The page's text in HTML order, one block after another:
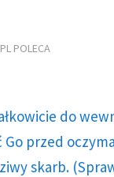
POLECA
do
przed
skarb.